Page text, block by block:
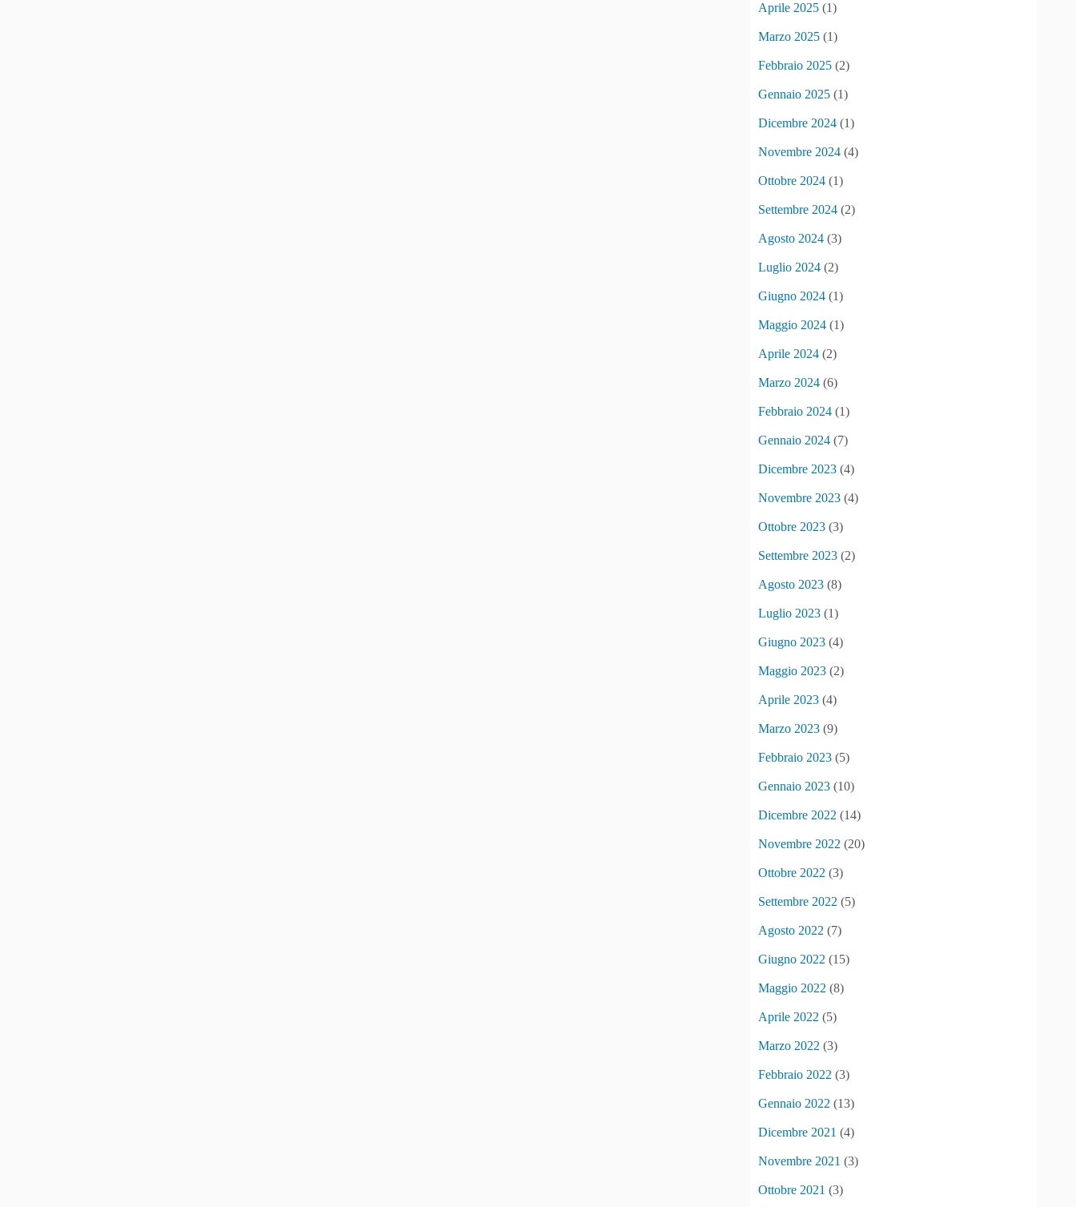
Aprile 2025 (1)
Marzo 2025 (1)
Febbraio 2025 (2)
Gennaio 2025 (1)
Dicembre 2024 (1)
Novembre 2024 (4)
Ottobre 2024 (1)
Settembre 2024 (2)
Agosto 2024 (3)
Luglio 2024 (2)
Giugno 2024 (1)
Maggio 2024 (1)
Aprile 2024 (2)
Marzo 2024 (6)
Febbraio 2024 (1)
Gennaio 2024 (7)
Dicembre 2023 (4)
Novembre 2023 (4)
Ottobre 2023 (3)
Settembre 2023 (2)
Agosto 2023 (8)
Luglio 2023 (1)
Giugno 2023 (4)
Maggio 2023 (2)
Aprile 2023 (4)
Marzo 2023 (9)
Febbraio 2023 (5)
Gennaio 2023 (10)
Dicembre 2022 (14)
Novembre 2022 (20)
Ottobre 2022 (3)
Settembre 2022 (5)
Agosto 2022 (7)
Giugno 2022 (15)
Maggio 2022 (8)
Aprile 2022 (5)
Marzo 2022 (3)
Febbraio 2022 (3)
Gennaio 2022 (13)
Dicembre 2021 (4)
Novembre 2021 (3)
Ottobre 2021 (3)